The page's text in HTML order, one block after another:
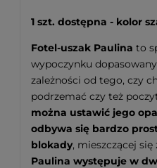
1 szt. dostępna - kolor
Fotel-uszak Paulina to
wypoczynku
zależności od tego, czy
podrzemać czy też
można ustawić jego
odbywa się bardzo
blokady, mieszczącej
Paulina występuje w